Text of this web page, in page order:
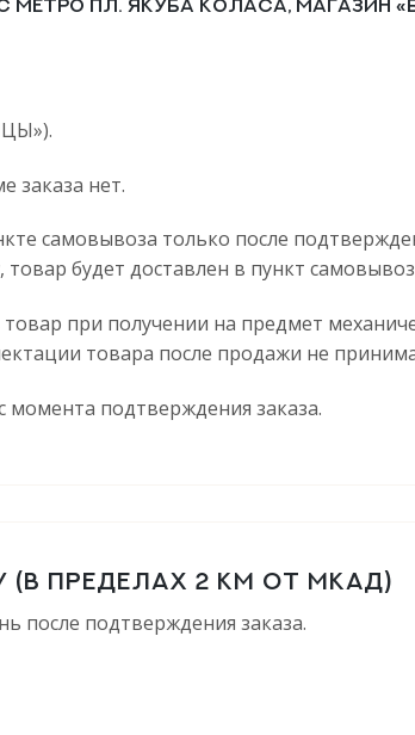
пл. Якуба Коласа, магазин
заказа нет.
самовывоза только после
будет доставлен в пункт
при получении на предмет
товара после продажи не
момента подтверждения заказа.
ПРЕДЕЛАХ 2 КМ ОТ МКАД)
после подтверждения заказа.